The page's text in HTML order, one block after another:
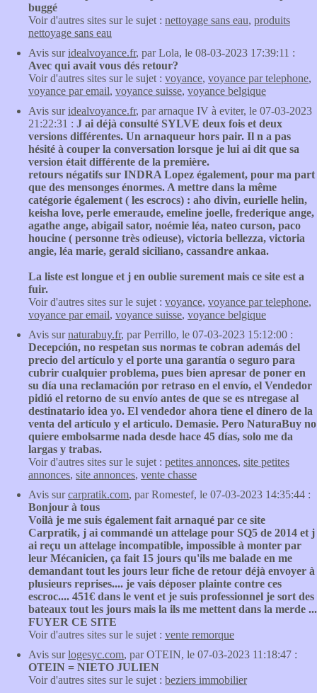
buggé
Voir d'autres sites sur le sujet : nettoyage sans eau, produits
nettoyage sans eau
Avis suridealvoyance.fr, par Lola, le 08-03-2023 17:39:11 :
Avec qui avait vous dés retour?
Voir d'autres sites sur le sujet : voyance, voyance par telephone,
voyance par email, voyance suisse, voyance belgique
Avis suridealvoyance.fr, par arnaque IV à eviter, le 07-03-2023
21:22:31 : J ai déjà consulté SYLVE deux fois et deux
versions différentes. Un arnaqueur hors pair. Il n a pas
hésité à couper la conversation lorsque je lui ai dit que sa
version était différente de la première.
retours négatifs sur INDRA Lopez également, pour ma part
que des mensonges énormes. A mettre dans la même
catégorie également ( les escrocs) : aho divin, eurielle helin,
keisha love, perle emeraude, emeline joelle, frederique ange,
agathe ange, abigail sator, noémie léa, nateo curson, paco
houcine ( personne très odieuse), victoria bellezza, victoria
angie, léa marie, gerald siciliano, cassandre ankaa.
La liste est longue et j en oublie surement mais ce site est a
fuir.
Voir d'autres sites sur le sujet : voyance, voyance par telephone,
voyance par email, voyance suisse, voyance belgique
Avis surnaturabuy.fr, par Perrillo, le 07-03-2023 15:12:00 :
Decepción, no respetan sus normas te cobran además del
precio del artículo y el porte una garantía o seguro para
cubrir cualquier problema, pues bien apresar de poner en
su día una reclamación por retraso en el envío, el Vendedor
pidió el retorno de su envío antes de que se es ntregase al
destinatario idea yo. El vendedor ahora tiene el dinero de la
venta del artículo y el articulo. Demasie. Pero NaturaBuy no
quiere embolsarme nada desde hace 45 días, solo me da
largas y trabas.
Voir d'autres sites sur le sujet : petites annonces, site petites
annonces, site annonces, vente chasse
Avis surcarpratik.com, par Romestef, le 07-03-2023 14:35:44 :
Bonjour à tous
Voilà je me suis également fait arnaqué par ce site
Carpratik, j ai commandé un attelage pour SQ5 de 2014 et j
ai reçu un attelage incompatible, impossible à monter par
leur Mécanicien, ça fait 15 jours qu'ils me balade en me
demandant tout les jours leur fiche de retour déjà envoyer à
plusieurs reprises.... je vais déposer plainte contre ces
escroc.... 451€ dans le vent et je suis professionnel je sort des
bateaux tout les jours mais la ils me mettent dans la merde ...
FUYER CE SITE
Voir d'autres sites sur le sujet : vente remorque
Avis surlogesyc.com, par OTEIN, le 07-03-2023 11:18:47 :
OTEIN = NIETO JULIEN
Voir d'autres sites sur le sujet : beziers immobilier